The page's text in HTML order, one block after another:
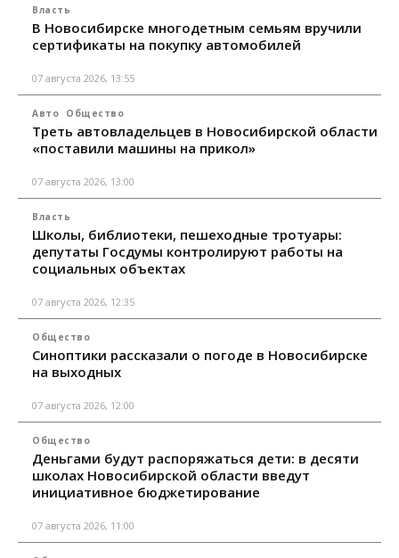
Власть
В Новосибирске многодетным семьям вручили
сертификаты на покупку автомобилей
07 августа 2026, 13:55
Авто Общество
Треть автовладельцев в Новосибирской области
«поставили машины на прикол»
07 августа 2026, 13:00
Власть
Школы, библиотеки, пешеходные тротуары:
депутаты Госдумы контролируют работы на
социальных объектах
07 августа 2026, 12:35
Общество
Синоптики рассказали о погоде в Новосибирске
на выходных
07 августа 2026, 12:00
Общество
Деньгами будут распоряжаться дети: в десяти
школах Новосибирской области введут
инициативное бюджетирование
07 августа 2026, 11:00